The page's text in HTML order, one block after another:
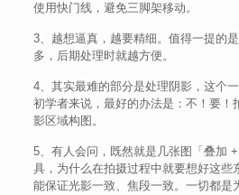
使用快门线，避免三脚架移动。
3、越想逼真，越要精细。值得一提的
多，后期处理时就越方便。
4、其实最难的部分是处理阴影，这个
初学者来说，最好的办法是：不！要！
影区域构图。
5、有人会问，既然就是几张图「叠加
具，为什么在拍摄过程中就要想好这些
能保证光影一致、焦段一致。一切都是